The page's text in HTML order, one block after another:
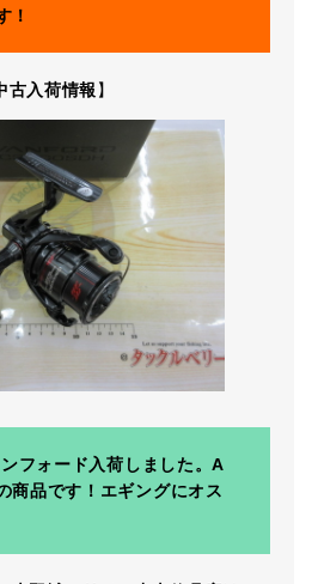
！
古入荷情報 】
フォード入荷しました。A
商品です！エギングにオス